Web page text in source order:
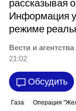
рассказывая
Информация
режиме
Вести и
21:02
Обсудить
Газа Операция